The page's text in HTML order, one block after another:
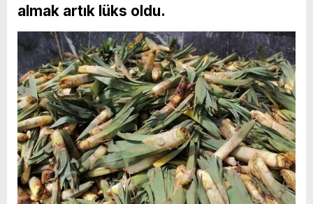
almak artık lüks oldu.